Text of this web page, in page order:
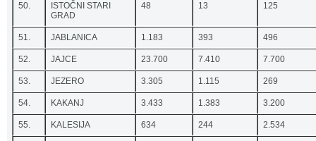
50.
ISTOČNI STARI
GRAD
48 13 125
51. JABLANICA 1.183 393 496
52. JAJCE 23.700 7.410 7.700
53. JEZERO 3.305 1.115 269
54. KAKANJ 3.433 1.383 3.200
55. KALESIJA 634 244 2.534